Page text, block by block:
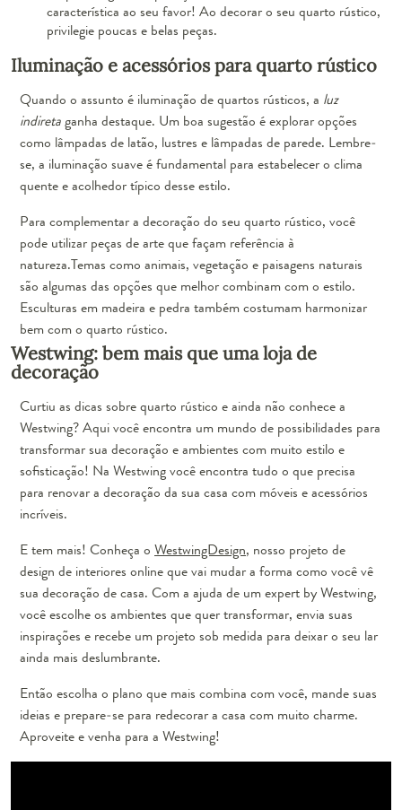
característica ao seu favor! Ao decorar o seu quarto rústico,
privilegie poucas e belas peças.
Iluminação e acessórios para quarto rústico
Quando o assunto é iluminação de quartos rústicos, a luz
indiretaganha destaque. Um boa sugestão é explorar opções
como lâmpadas de latão, lustres e lâmpadas de parede. Lembre-
se, a iluminação suave é fundamental para estabelecer o clima
quente e acolhedor típico desse estilo.
Para complementar a decoração do seu quarto rústico, você
pode utilizar peças de arte que façam referência à
natureza.Temas como animais, vegetação e paisagens naturais
são algumas das opções que melhor combinam com o estilo.
Esculturas em madeira e pedra também costumam harmonizar
bem com o quarto rústico.
Westwing: bem mais que uma loja de
decoração
Curtiu as dicas sobre quarto rústico e ainda não conhece a
Westwing? Aqui você encontra um mundo de possibilidades para
transformar sua decoração e ambientes com muito estilo e
sofisticação! Na Westwing você encontra tudo o que precisa
para renovar a decoração da sua casa com móveis e acessórios
incríveis.
E tem mais! Conheça o WestwingDesign, nosso projeto de
design de interiores online que vai mudar a forma como você vê
sua decoração de casa. Com a ajuda de um expert by Westwing,
você escolhe os ambientes que quer transformar, envia suas
inspirações e recebe um projeto sob medida para deixar o seu lar
ainda mais deslumbrante.
Então escolha o plano que mais combina com você, mande suas
ideias e prepare-se para redecorar a casa com muito charme.
Aproveite e venha para a Westwing!